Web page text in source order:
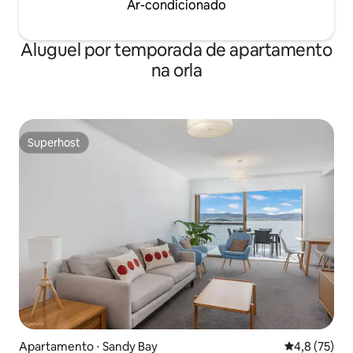
Ar-condicionado
Aluguel por temporada de apartamento
na orla
Superhost
Superhost
Apartamento ⋅ Sandy Bay 4,8 de uma
4,8 (75)